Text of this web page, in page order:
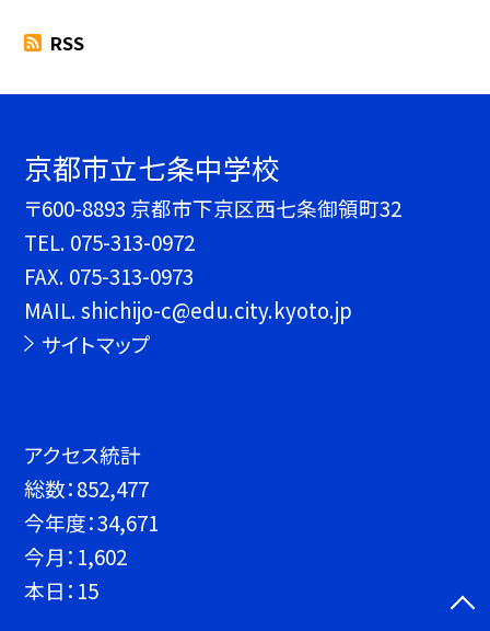
RSS
京都市立七条中学校
〒600-8893 京都市下京区西七条御領町32
TEL. 075-313-0972
FAX. 075-313-0973
MAIL. shichijo-c@edu.city.kyoto.jp
サイトマップ
アクセス統計
総数：852,477
今年度：34,671
今月： 1,602
本日： 15